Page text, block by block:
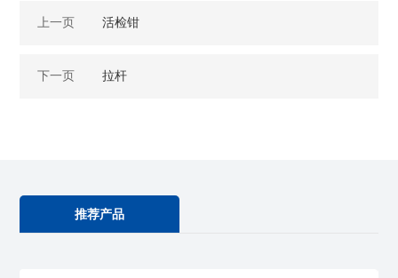
上一页 活检钳
下一页 拉杆
推荐产品